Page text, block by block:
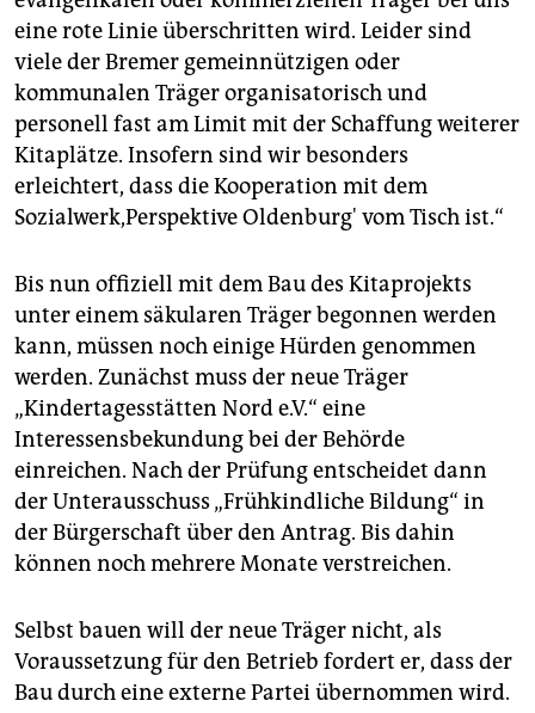
eine rote Linie überschritten wird. Leider sind
viele der Bremer gemeinnützigen oder
kommunalen Träger organisatorisch und
personell fast am Limit mit der Schaffung weiterer
Kitaplätze. Insofern sind wir besonders
erleichtert, dass die Kooperation mit dem
Sozialwerk,Perspektive Oldenburg' vom Tisch ist.“
Bis nun offiziell mit dem Bau des Kitaprojekts
unter einem säkularen Träger begonnen werden
kann, müssen noch einige Hürden genommen
werden. Zunächst muss der neue Träger
„Kindertagesstätten Nord e.V.“ eine
Interessensbekundung bei der Behörde
einreichen. Nach der Prüfung entscheidet dann
der Unterausschuss „Frühkindliche Bildung“ in
der Bürgerschaft über den Antrag. Bis dahin
können noch mehrere Monate verstreichen.
Selbst bauen will der neue Träger nicht, als
Voraussetzung für den Betrieb fordert er, dass der
Bau durch eine externe Partei übernommen wird.